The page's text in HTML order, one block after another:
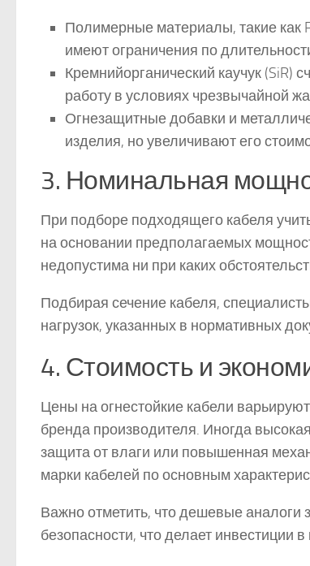
Полимерные материалы, такие как
имеют ограничения по
Кремнийорганический каучук
работу в условиях чрезвычайной
Огнезащитные добавки и
изделия, но увеличивают его
3. Номинальная
При подборе подходящего кабеля
на основании предполагаемых
недопустима ни при каких
Подбирая сечение кабеля,
нагрузок, указанных в нормативных
4. Стоимость и
Цены на огнестойкие кабели
бренда производителя. Иногда
защита от влаги или повышенная
марки кабелей по основным
Важно отметить, что дешевые аналоги
безопасности, что делает